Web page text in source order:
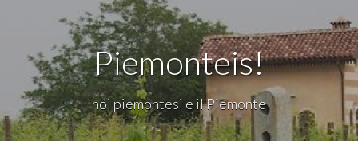
Piemonteis!
noi piemontesi e il Piemonte